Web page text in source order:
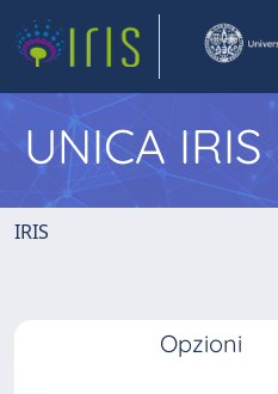
UNICA IRIS
IRIS
Opzioni